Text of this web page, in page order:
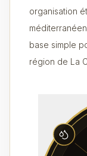
organisation
base simple
région de La